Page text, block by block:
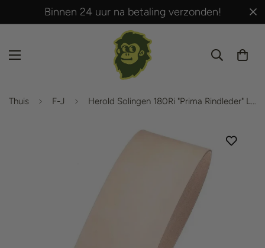
Binnen 24 uur na betaling verzonden!
Thuis F-J Herold Solingen 180Ri "Prima Rindleder" Leren Strop